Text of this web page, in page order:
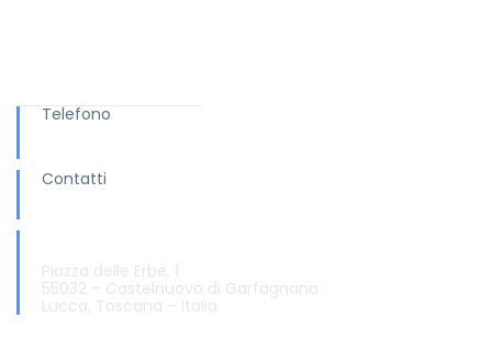
Telefono
Contatti
Piazza delle Erbe, 1
55032 – Castelnuovo di Garfagnana
Lucca, Toscana – Italia